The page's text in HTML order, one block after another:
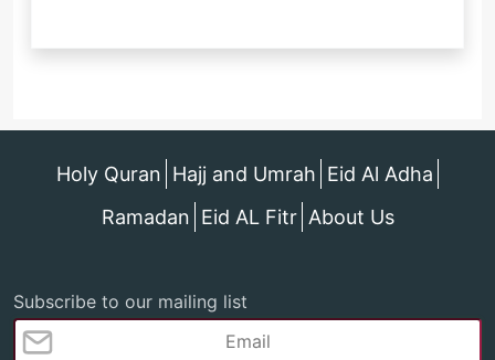
Holy Quran Hajj and Umrah Eid Al Adha
Ramadan Eid AL Fitr About Us
Subscribe to our mailing list